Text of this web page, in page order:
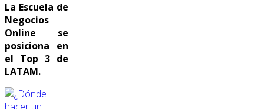
La Escuela de
Negocios
Online se
posiciona en
el Top 3 de
LATAM.